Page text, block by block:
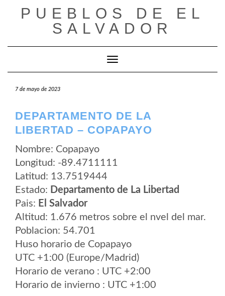
PUEBLOS DE EL
SALVADOR
Cambiar modo de navegación
7 de mayo de 2023
DEPARTAMENTO DE LA
LIBERTAD – COPAPAYO
Nombre: Copapayo
Longitud: -89.4711111
Latitud: 13.7519444
Estado: Departamento de La Libertad
Pais: El Salvador
Altitud: 1.676 metros sobre el nvel del mar.
Poblacion: 54.701
Huso horario de Copapayo
UTC +1:00 (Europe/Madrid)
Horario de verano : UTC +2:00
Horario de invierno : UTC +1:00